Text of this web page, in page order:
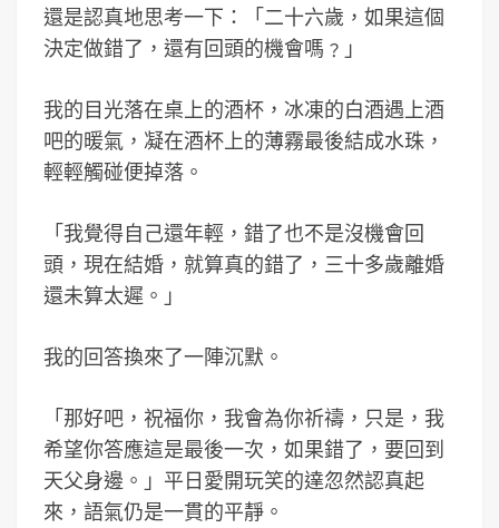
還是認真地思考一下：「二十六歲，如果這個
決定做錯了，還有回頭的機會嗎﹖」
我的目光落在桌上的酒杯，冰凍的白酒遇上酒
吧的暖氣，凝在酒杯上的薄霧最後結成水珠，
輕輕觸碰便掉落。
「我覺得自己還年輕，錯了也不是沒機會回
頭，現在結婚，就算真的錯了，三十多歲離婚
還未算太遲。」
我的回答換來了一陣沉默。
「那好吧，祝福你，我會為你祈禱，只是，我
希望你答應這是最後一次，如果錯了，要回到
天父身邊。」平日愛開玩笑的達忽然認真起
來，語氣仍是一貫的平靜。